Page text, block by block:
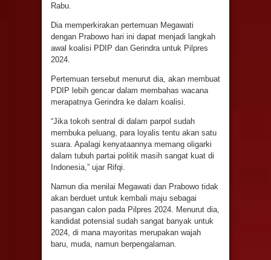
Rabu.
Dia memperkirakan pertemuan Megawati
dengan Prabowo hari ini dapat menjadi langkah
awal koalisi PDIP dan Gerindra untuk Pilpres
2024.
Pertemuan tersebut menurut dia, akan membuat
PDIP lebih gencar dalam membahas wacana
merapatnya Gerindra ke dalam koalisi.
“Jika tokoh sentral di dalam parpol sudah
membuka peluang, para loyalis tentu akan satu
suara. Apalagi kenyataannya memang oligarki
dalam tubuh partai politik masih sangat kuat di
Indonesia,” ujar Rifqi.
Namun dia menilai Megawati dan Prabowo tidak
akan berduet untuk kembali maju sebagai
pasangan calon pada Pilpres 2024. Menurut dia,
kandidat potensial sudah sangat banyak untuk
2024, di mana mayoritas merupakan wajah
baru, muda, namun berpengalaman.